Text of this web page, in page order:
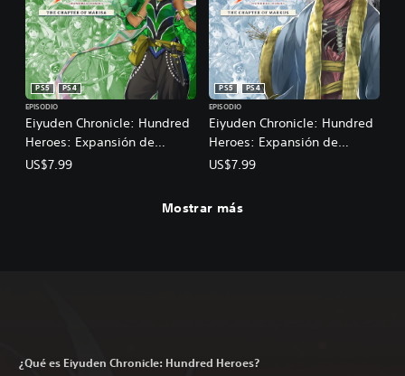
Eiyuden Chronicle: Hundred
Heroes: Expansión de
historia: el capítulo de
PS5
PS4
EPISODIO
US$7.99
Eiyuden Chronicle: Hundred
Heroes: Expansión de
historia: el capítulo de
PS5
PS4
EPISODIO
US$7.99
Mostrar más
¿Qué es Eiyuden Chronicle: Hundred Heroes?